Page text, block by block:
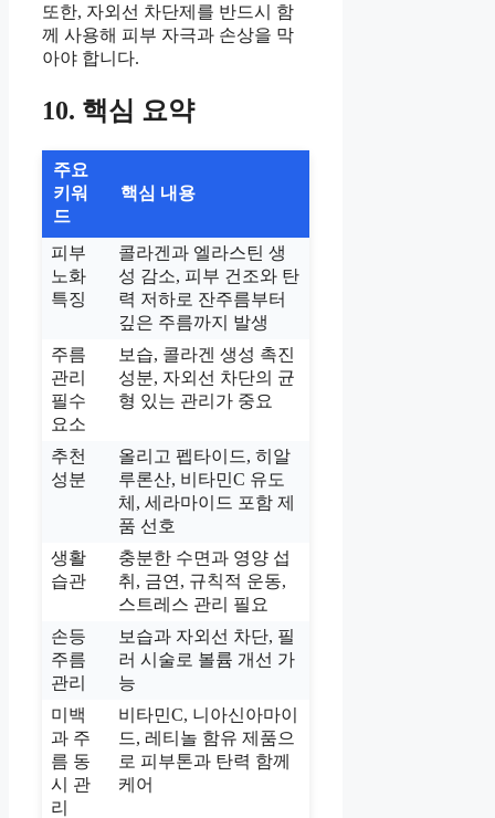
또한, 자외선 차단제를 반드시 함
께 사용해 피부 자극과 손상을 막
아야 합니다.
10. 핵심 요약
주요
키워
드
핵심 내용
피부
노화
특징
콜라겐과 엘라스틴 생
성 감소, 피부 건조와 탄
력 저하로 잔주름부터
깊은 주름까지 발생
주름
관리
필수
요소
보습, 콜라겐 생성 촉진
성분, 자외선 차단의 균
형 있는 관리가 중요
추천
성분
올리고 펩타이드, 히알
루론산, 비타민C 유도
체, 세라마이드 포함 제
품 선호
생활
습관
충분한 수면과 영양 섭
취, 금연, 규칙적 운동,
스트레스 관리 필요
손등
주름
관리
보습과 자외선 차단, 필
러 시술로 볼륨 개선 가
능
미백
과 주
름 동
시 관
리
비타민C, 니아신아마이
드, 레티놀 함유 제품으
로 피부톤과 탄력 함께
케어